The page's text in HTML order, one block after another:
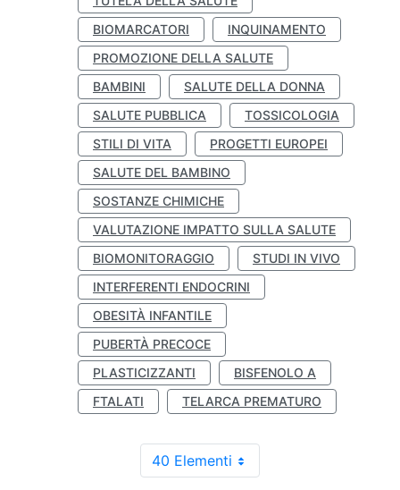
BIOMARCATORI
INQUINAMENTO
PROMOZIONE DELLA SALUTE
BAMBINI
SALUTE DELLA DONNA
SALUTE PUBBLICA
TOSSICOLOGIA
STILI DI VITA
PROGETTI EUROPEI
SALUTE DEL BAMBINO
SOSTANZE CHIMICHE
VALUTAZIONE IMPATTO SULLA SALUTE
BIOMONITORAGGIO
STUDI IN VIVO
INTERFERENTI ENDOCRINI
OBESITÀ INFANTILE
PUBERTÀ PRECOCE
PLASTICIZZANTI
BISFENOLO A
FTALATI
TELARCA PREMATURO
40 Elementi